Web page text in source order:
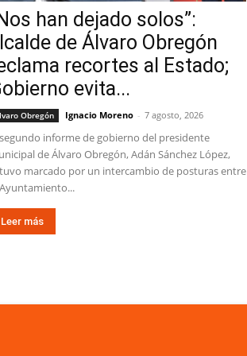
han dejado solos”:
de Álvaro Obregón
recortes al Estado;
evita...
Obregón Ignacio Moreno - 7 agosto, 2026
informe de gobierno del presidente
de Álvaro Obregón, Adán Sánchez López,
marcado por un intercambio de posturas entre
Leer más